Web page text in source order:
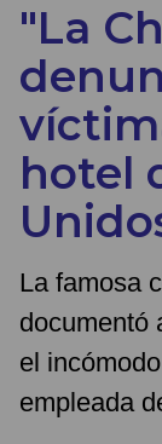
"La
hotel
La famosa
documentó
el
empleada